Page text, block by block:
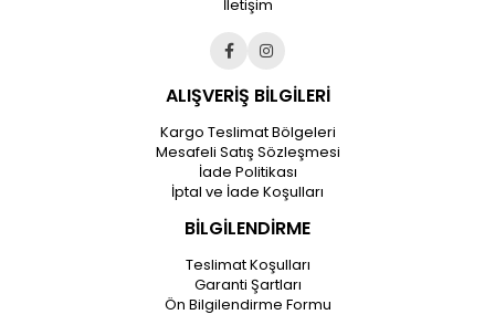
İletişim
ALIŞVERİŞ BİLGİLERİ
Kargo Teslimat Bölgeleri
Mesafeli Satış Sözleşmesi
İade Politikası
İptal ve İade Koşulları
BİLGİLENDİRME
Teslimat Koşulları
Garanti Şartları
Ön Bilgilendirme Formu